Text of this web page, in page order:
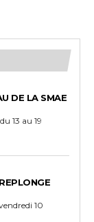
DE LA SMAE
13 au 19
10